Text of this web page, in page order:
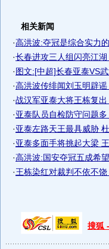
相关新闻
·高洪波:夺冠是综合实力
·长春进攻三人组闪亮江湖
·图文:[中超]长春亚泰VS
·高洪波传绯闻刘玉明辟谣
·战汉军亚泰大将王栋复出
·亚泰队员自检防守问题
·亚泰左路天王最具威胁
·亚泰多面手将挑起大梁
·高洪波:国安夺冠五成希
·王栋染红对裁判不依不
搜狐